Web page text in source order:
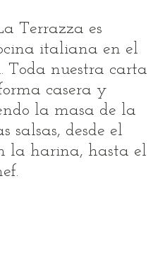
Terrazza es
italiana en el
Toda nuestra carta
casera y
la masa de la
salsas, desde el
la harina, hasta el